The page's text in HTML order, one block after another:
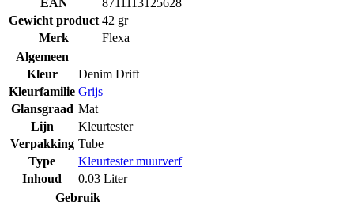
Gewicht product 42 gr
Merk
Flexa
Algemeen
Kleur
Denim Drift
Kleurfamilie Grijs
Glansgraad Mat
Lijn
Kleurtester
Verpakking Tube
Type
Kleurtester muurverf
Inhoud
0.03 Liter
Gebruik